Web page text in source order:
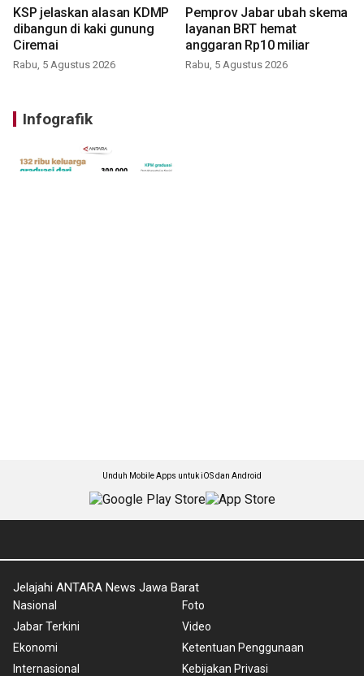
KSP jelaskan alasan KDMP
dibangun di kaki gunung
Ciremai
Rabu, 5 Agustus 2026
Pemprov Jabar ubah skema
layanan BRT hemat
anggaran Rp10 miliar
Rabu, 5 Agustus 2026
Infografik
Unduh Mobile Apps untuk iOS dan Android
Jelajahi ANTARA News Jawa Barat
Nasional
Jabar Terkini
Ekonomi
Internasional
Foto
Video
Ketentuan Penggunaan
Kebijakan Privasi